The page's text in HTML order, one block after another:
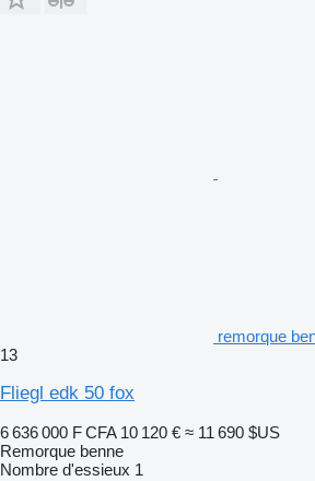
remorque
13
Fliegl edk 50 fox
6 636 000 F CFA 10 120 € ≈ 11 690 $US
Remorque benne
Nombre d'essieux 1